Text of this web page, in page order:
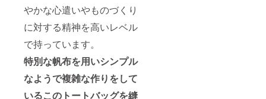
やかな心遣いやものづくり
に対する精神を高いレベル
で持っています。
特別な帆布を用いシンプル
なようで複雑な作りをして
いるこのトートバッグを縫